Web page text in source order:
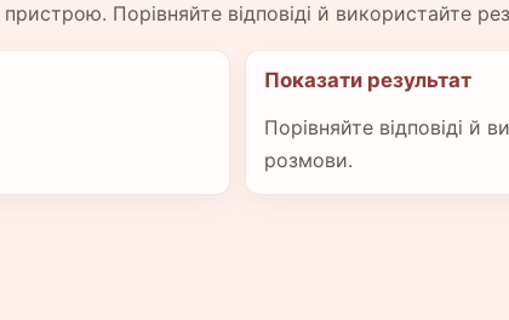
Порівняйте відповіді й використайте
Показати результат
Порівняйте відповіді й
розмови.